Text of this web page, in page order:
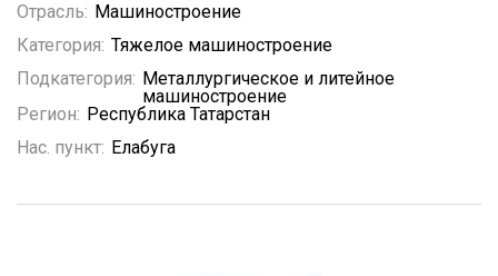
Отрасль: Машиностроение
Категория: Тяжелое машиностроение
Подкатегория: Металлургическое и литейное
машиностроение
Регион: Республика Татарстан
Нас. пункт: Елабуга